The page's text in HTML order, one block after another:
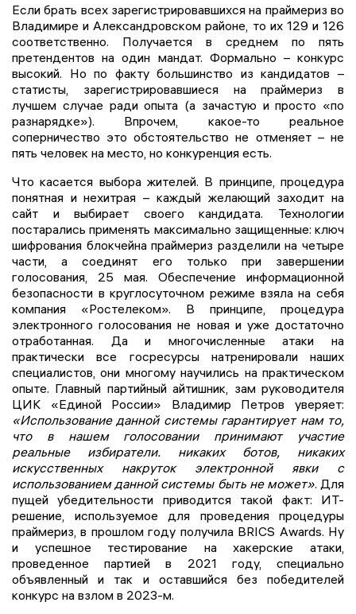
Если брать всех зарегистрировавшихся на праймериз во
Владимире и Александровском районе, то их 129 и 126
соответственно. Получается в среднем по пять
претендентов на один мандат. Формально – конкурс
высокий. Но по факту большинство из кандидатов –
статисты, зарегистрировавшиеся на праймериз в
лучшем случае ради опыта (а зачастую и просто «по
разнарядке»). Впрочем, какое-то реальное
соперничество это обстоятельство не отменяет – не
пять человек на место, но конкуренция есть.
Что касается выбора жителей. В принципе, процедура
понятная и нехитрая – каждый желающий заходит на
сайт и выбирает своего кандидата. Технологии
постарались применять максимально защищенные: ключ
шифрования блокчейна праймериз разделили на четыре
части, а соединят его только при завершении
голосования, 25 мая. Обеспечение информационной
безопасности в круглосуточном режиме взяла на себя
компания «Ростелеком». В принципе, процедура
электронного голосования не новая и уже достаточно
отработанная. Да и многочисленные атаки на
практически все госресурсы натренировали наших
специалистов, они многому научились на практическом
опыте. Главный партийный айтишник, зам руководителя
ЦИК «Единой России» Владимир Петров уверяет:
«Использование данной системы гарантирует нам то,
что в нашем голосовании принимают участие
реальные избиратели. никаких ботов, никаких
искусственных накруток электронной явки с
использованием данной системы быть не может». Для
пущей убедительности приводится такой факт: ИТ-
решение, используемое для проведения процедуры
праймериз, в прошлом году получила BRICS Awards. Ну
и успешное тестирование на хакерские атаки,
проведенное партией в 2021 году, специально
объявленный и так и оставшийся без победителей
конкурс на взлом в 2023-м.